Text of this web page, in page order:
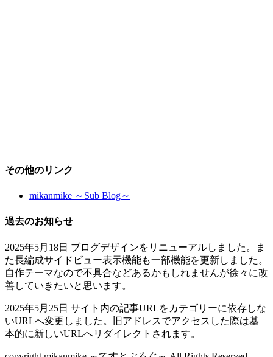
その他のリンク
mikanmike ～Sub Blog～
過去のお知らせ
2025年5月18日 ブログデザインをリニューアルしました。ま
た長編成サイドビュー表示機能も一部機能を更新しました。
自作テーマなので不具合などあるかもしれませんが徐々に改
善していきたいと思います。
2025年5月25日 サイト内の記事URLをカテゴリーに依存しな
いURLへ変更しました。旧アドレスでアクセスした際は基
本的に新しいURLへリダイレクトされます。